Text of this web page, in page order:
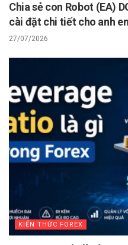
Chia sẻ con Robot (EA)
cài đặt chi tiết cho anh
27/07/2026
KIẾN THỨC FOREX